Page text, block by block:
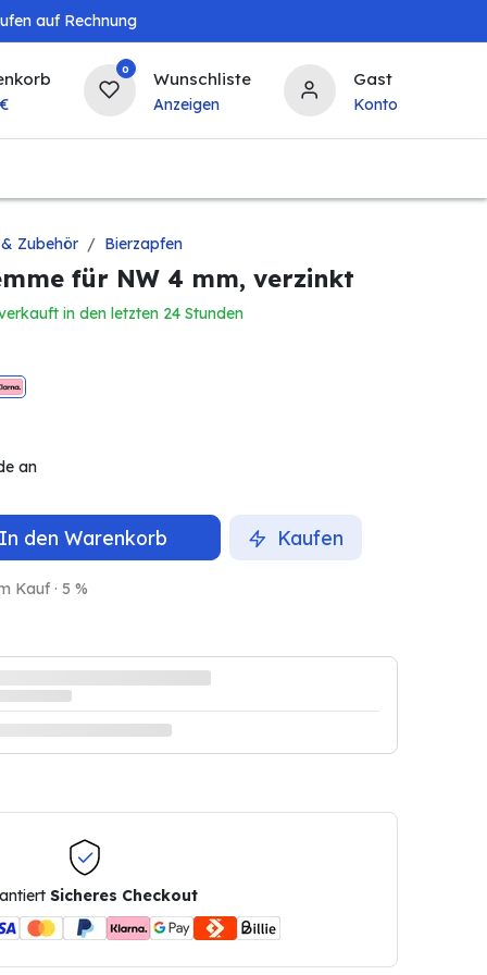
auf Rechnung
0 Wunschliste
Anzeigen
Gast
Konto
Zubehör Bierzapfen
für NW 4 mm, verzinkt
in den letzten 24 Stunden
an
den Warenkorb Kaufen
Kauf · 5 %
Sicheres Checkout